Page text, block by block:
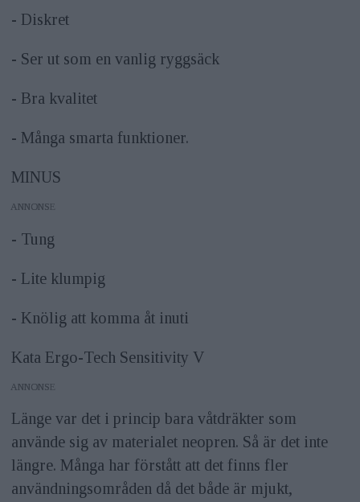
- Diskret
- Ser ut som en vanlig ryggsäck
- Bra kvalitet
- Många smarta funktioner.
MINUS
ANNONS
- Tung
- Lite klumpig
- Knölig att komma åt inuti
Kata Ergo-Tech Sensitivity V
ANNONS
Länge var det i princip bara våtdräkter som
använde sig av materialet neopren. Så är det inte
längre. Många har förstått att det finns fler
användningsområden då det både är mjukt,